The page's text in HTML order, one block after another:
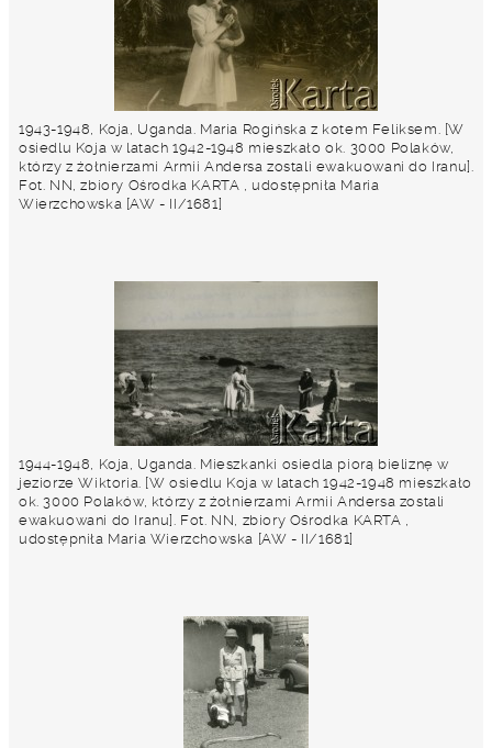
1943-1948, Koja, Uganda. Maria Rogińska z kotem Feliksem. [W
osiedlu Koja w latach 1942-1948 mieszkało ok. 3000 Polaków,
którzy z żołnierzami Armii Andersa zostali ewakuowani do Iranu].
Fot. NN, zbiory Ośrodka KARTA , udostępniła Maria
Wierzchowska [AW - II/1681]
1944-1948, Koja, Uganda. Mieszkanki osiedla piorą bieliznę w
jeziorze Wiktoria. [W osiedlu Koja w latach 1942-1948 mieszkało
ok. 3000 Polaków, którzy z żołnierzami Armii Andersa zostali
ewakuowani do Iranu]. Fot. NN, zbiory Ośrodka KARTA ,
udostępniła Maria Wierzchowska [AW - II/1681]